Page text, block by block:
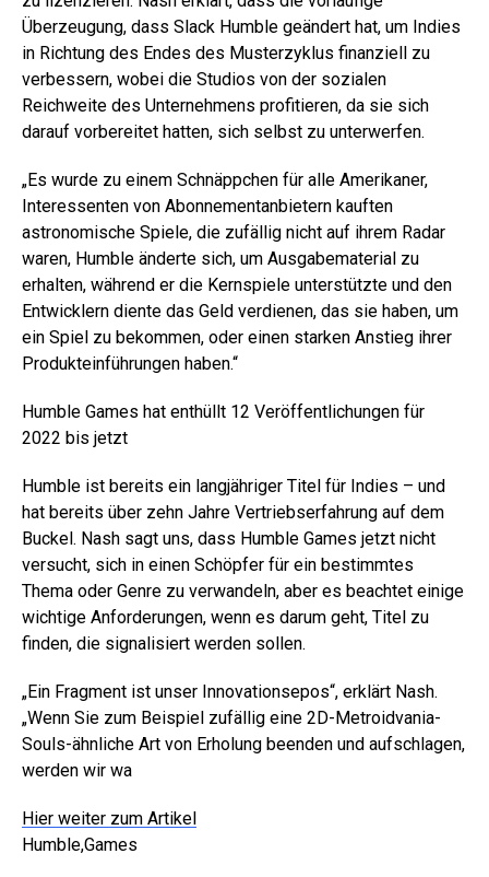
Überzeugung, dass Slack Humble geändert hat, um Indies
in Richtung des Endes des Musterzyklus finanziell zu
verbessern, wobei die Studios von der sozialen
Reichweite des Unternehmens profitieren, da sie sich
darauf vorbereitet hatten, sich selbst zu unterwerfen.
„Es wurde zu einem Schnäppchen für alle Amerikaner,
Interessenten von Abonnementanbietern kauften
astronomische Spiele, die zufällig nicht auf ihrem Radar
waren, Humble änderte sich, um Ausgabematerial zu
erhalten, während er die Kernspiele unterstützte und den
Entwicklern diente das Geld verdienen, das sie haben, um
ein Spiel zu bekommen, oder einen starken Anstieg ihrer
Produkteinführungen haben.“
Humble Games hat enthüllt 12 Veröffentlichungen für
2022 bis jetzt
Humble ist bereits ein langjähriger Titel für Indies – und
hat bereits über zehn Jahre Vertriebserfahrung auf dem
Buckel. Nash sagt uns, dass Humble Games jetzt nicht
versucht, sich in einen Schöpfer für ein bestimmtes
Thema oder Genre zu verwandeln, aber es beachtet einige
wichtige Anforderungen, wenn es darum geht, Titel zu
finden, die signalisiert werden sollen.
„Ein Fragment ist unser Innovationsepos“, erklärt Nash.
„Wenn Sie zum Beispiel zufällig eine 2D-Metroidvania-
Souls-ähnliche Art von Erholung beenden und aufschlagen,
werden wir wa
Hier weiter zum Artikel
Humble,Games